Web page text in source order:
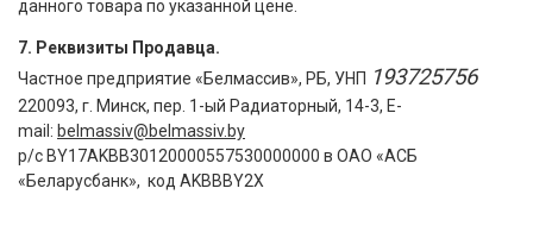
данного товара по указанной цене.
7. Реквизиты Продавца.
Частное предприятие «Белмассив», РБ, УНП 193725756
220093, г. Минск, пер. 1-ый Радиаторный, 14-3, E-
mail: belmassiv@belmassiv.by
р/с BY17AKBB30120000557530000000 в ОАО «АСБ
«Беларусбанк», код AKBBBY2X